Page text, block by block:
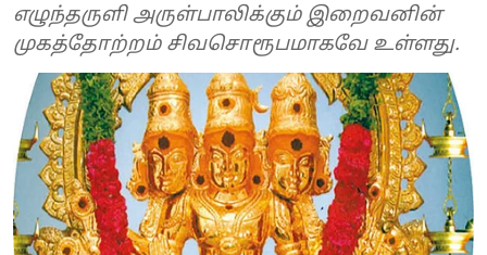
எழுந்தருளி அருள்பாலிக்கும் இறைவனின்
முகத்தோற்றம் சிவசொரூபமாகவே உள்ளது.